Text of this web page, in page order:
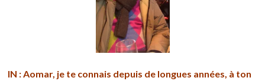
IN : Aomar, je te connais depuis de longues années, à ton